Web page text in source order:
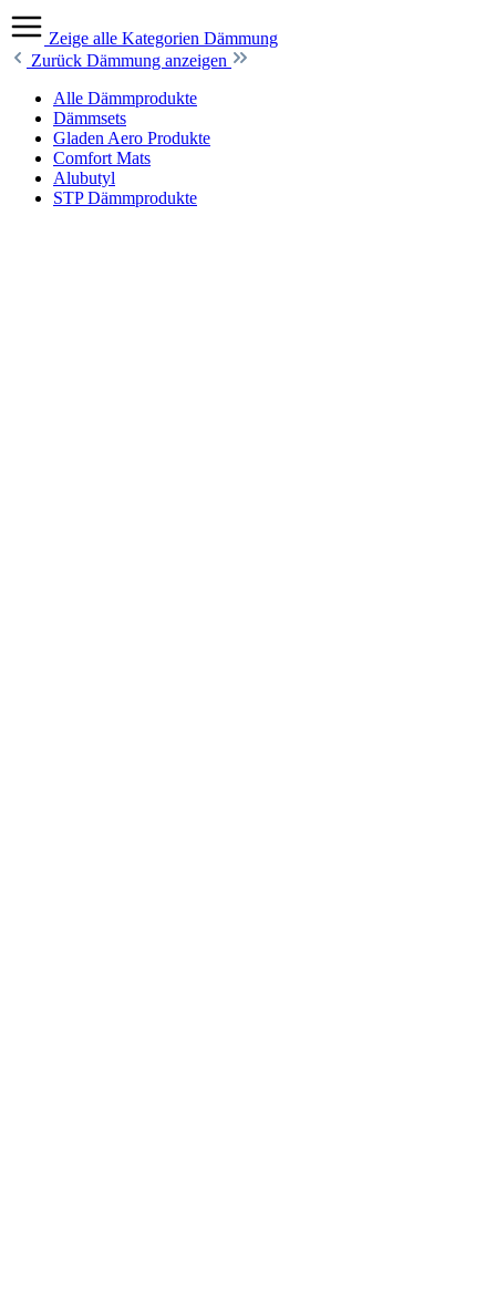
Zeige alle Kategorien Dämmung
Zurück Dämmung anzeigen
Alle Dämmprodukte
Dämmsets
Gladen Aero Produkte
Comfort Mats
Alubutyl
STP Dämmprodukte